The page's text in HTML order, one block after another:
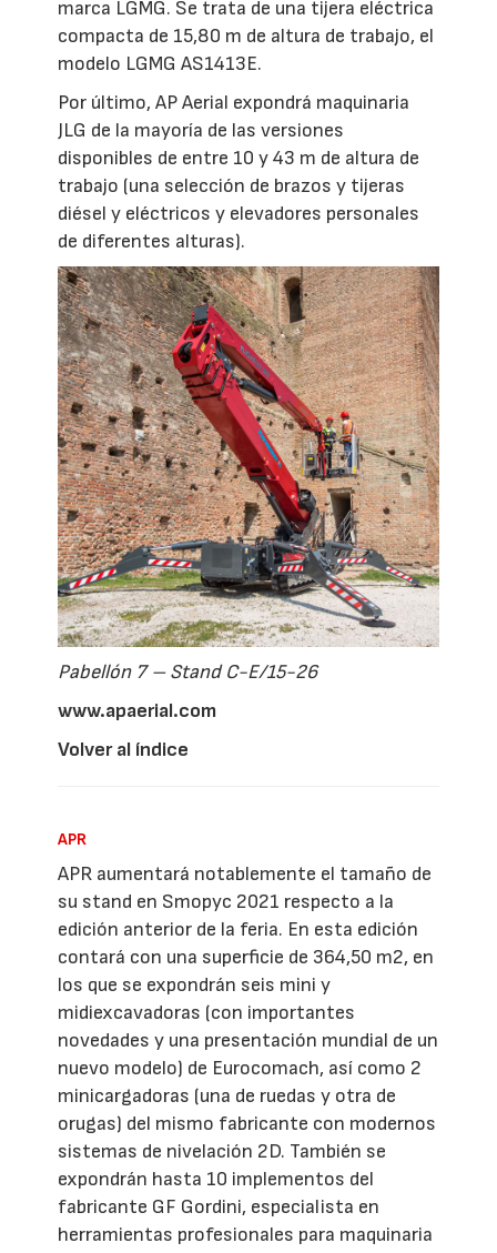
marca LGMG. Se trata de una tijera eléctrica
compacta de 15,80 m de altura de trabajo, el
modelo LGMG AS1413E.
Por último, AP Aerial expondrá maquinaria
JLG de la mayoría de las versiones
disponibles de entre 10 y 43 m de altura de
trabajo (una selección de brazos y tijeras
diésel y eléctricos y elevadores personales
de diferentes alturas).
Pabellón 7 – Stand C-E/15-26
www.apaerial.com
Volver al índice
APR
APR aumentará notablemente el tamaño de
su stand en Smopyc 2021 respecto a la
edición anterior de la feria. En esta edición
contará con una superficie de 364,50 m2, en
los que se expondrán seis mini y
midiexcavadoras (con importantes
novedades y una presentación mundial de un
nuevo modelo) de Eurocomach, así como 2
minicargadoras (una de ruedas y otra de
orugas) del mismo fabricante con modernos
sistemas de nivelación 2D. También se
expondrán hasta 10 implementos del
fabricante GF Gordini, especialista en
herramientas profesionales para maquinaria